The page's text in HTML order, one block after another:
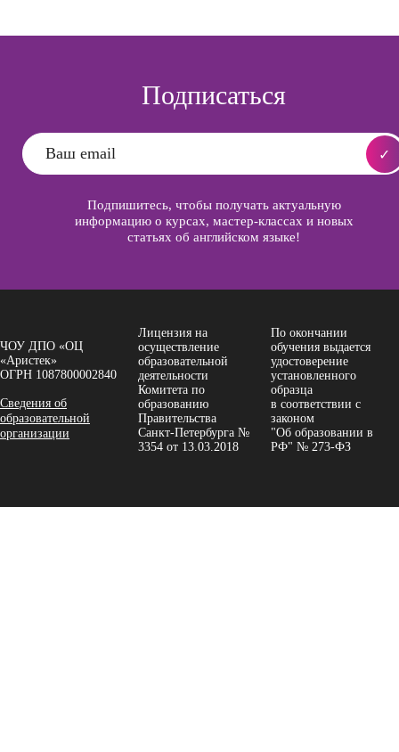
Подписаться
Подпишитесь, чтобы получать актуальную
информацию о курсах, мастер-классах и новых
статьях об английском языке!
ЧОУ ДПО «ОЦ
«Аристек»
ОГРН 1087800002840
Сведения об
образовательной
организации
Лицензия на
осуществление
образовательной
деятельности
Комитета по
образованию
Правительства
Санкт-Петербурга №
3354 от 13.03.2018
По окончании
обучения выдается
удостоверение
установленного
образца
в соответствии с
законом
"Об образовании в
РФ" № 273-ФЗ